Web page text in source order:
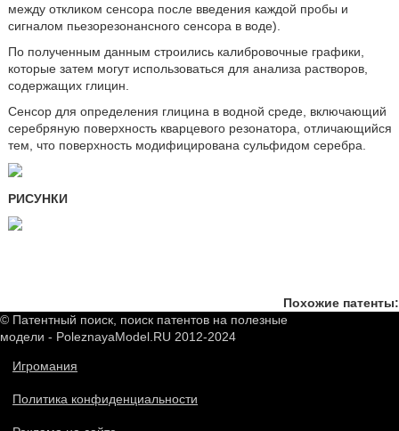
между откликом сенсора после введения каждой пробы и
сигналом пьезорезонансного сенсора в воде).
По полученным данным строились калибровочные графики,
которые затем могут использоваться для анализа растворов,
содержащих глицин.
Сенсор для определения глицина в водной среде, включающий
серебряную поверхность кварцевого резонатора, отличающийся
тем, что поверхность модифицирована сульфидом серебра.
РИСУНКИ
Похожие патенты:
© Патентный поиск, поиск патентов на полезные
модели - PoleznayaModel.RU 2012-2024
Игромания
Политика конфиденциальности